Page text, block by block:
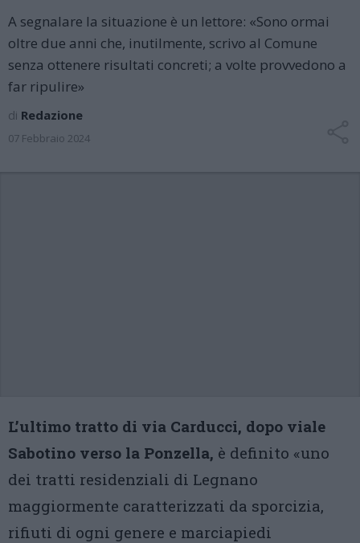
A segnalare la situazione è un lettore: «Sono ormai
oltre due anni che, inutilmente, scrivo al Comune
senza ottenere risultati concreti; a volte provvedono a
far ripulire»
di Redazione
07 Febbraio 2024
L’ultimo tratto di via Carducci, dopo viale
Sabotino verso la Ponzella, è definito «uno
dei tratti residenziali di Legnano
maggiormente caratterizzati da sporcizia,
rifiuti di ogni genere e marciapiedi